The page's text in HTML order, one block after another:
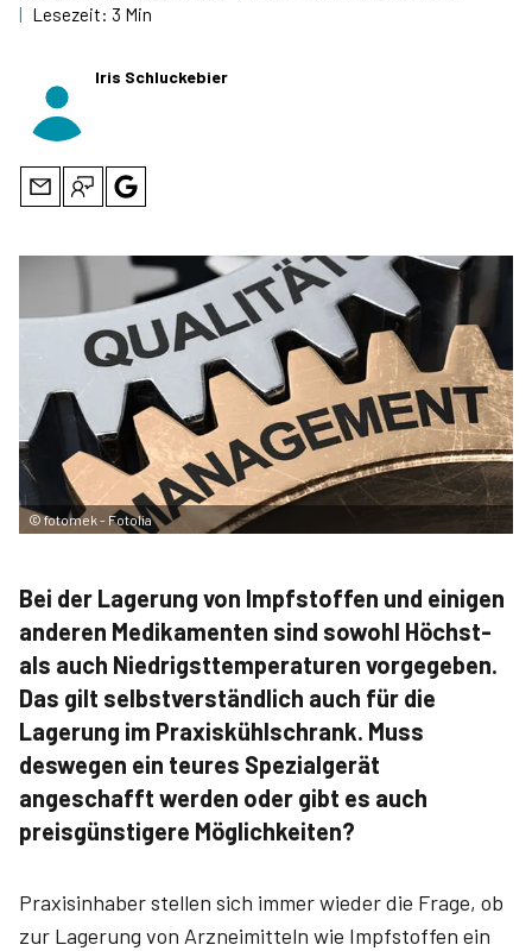
| Lesezeit: 3 Min
Iris Schluckebier
©fotomek - Fotolia
Bei der Lagerung von Impfstoffen und einigen
anderen Medikamenten sind sowohl Höchst-
als auch Niedrigsttemperaturen vorgegeben.
Das gilt selbstverständlich auch für die
Lagerung im Praxiskühlschrank. Muss
deswegen ein teures Spezialgerät
angeschafft werden oder gibt es auch
preisgünstigere Möglichkeiten?
Praxisinhaber stellen sich immer wieder die Frage, ob
zur Lagerung von Arzneimitteln wie Impfstoffen ein